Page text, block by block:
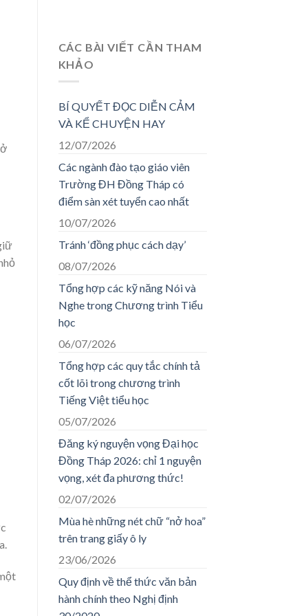
CÁC BÀI VIẾT CẦN THAM
KHẢO
BÍ QUYẾT ĐỌC DIỄN CẢM
VÀ KỂ CHUYỆN HAY
12/07/2026
Các ngành đào tạo giáo viên
Trường ĐH Đồng Tháp có
điểm sàn xét tuyển cao nhất
10/07/2026
Tránh ‘đồng phục cách dạy’
08/07/2026
Tổng hợp các kỹ năng Nói và
Nghe trong Chương trình Tiểu
học
06/07/2026
Tổng hợp các quy tắc chính tả
cốt lõi trong chương trình
Tiếng Việt tiểu học
05/07/2026
Đăng ký nguyện vọng Đại học
Đồng Tháp 2026: chỉ 1 nguyện
vọng, xét đa phương thức!
02/07/2026
Mùa hè những nét chữ “nở hoa”
trên trang giấy ô ly
23/06/2026
Quy định về thể thức văn bản
hành chính theo Nghị định